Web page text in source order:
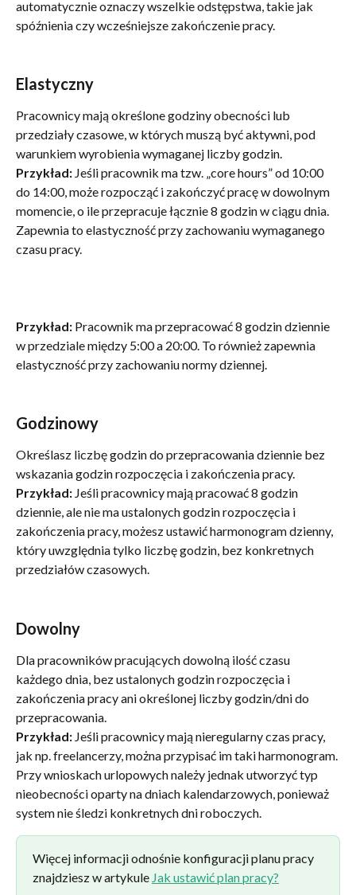
automatycznie oznaczy wszelkie odstępstwa, takie jak
spóźnienia czy wcześniejsze zakończenie pracy.
Elastyczny
Pracownicy mają określone godziny obecności lub
przedziały czasowe, w których muszą być aktywni, pod
warunkiem wyrobienia wymaganej liczby godzin.
Przykład: Jeśli pracownik ma tzw. „core hours” od 10:00
do 14:00, może rozpocząć i zakończyć pracę w dowolnym
momencie, o ile przepracuje łącznie 8 godzin w ciągu dnia.
Zapewnia to elastyczność przy zachowaniu wymaganego
czasu pracy.
Przykład: Pracownik ma przepracować 8 godzin dziennie
w przedziale między 5:00 a 20:00. To również zapewnia
elastyczność przy zachowaniu normy dziennej.
Godzinowy
Określasz liczbę godzin do przepracowania dziennie bez
wskazania godzin rozpoczęcia i zakończenia pracy.
Przykład: Jeśli pracownicy mają pracować 8 godzin
dziennie, ale nie ma ustalonych godzin rozpoczęcia i
zakończenia pracy, możesz ustawić harmonogram dzienny,
który uwzględnia tylko liczbę godzin, bez konkretnych
przedziałów czasowych.
Dowolny
Dla pracowników pracujących dowolną ilość czasu
każdego dnia, bez ustalonych godzin rozpoczęcia i
zakończenia pracy ani określonej liczby godzin/dni do
przepracowania.
Przykład: Jeśli pracownicy mają nieregularny czas pracy,
jak np. freelancerzy, można przypisać im taki harmonogram.
Przy wnioskach urlopowych należy jednak utworzyć typ
nieobecności oparty na dniach kalendarzowych, ponieważ
system nie śledzi konkretnych dni roboczych.
Więcej informacji odnośnie konfiguracji planu pracy
znajdziesz w artykule Jak ustawić plan pracy?